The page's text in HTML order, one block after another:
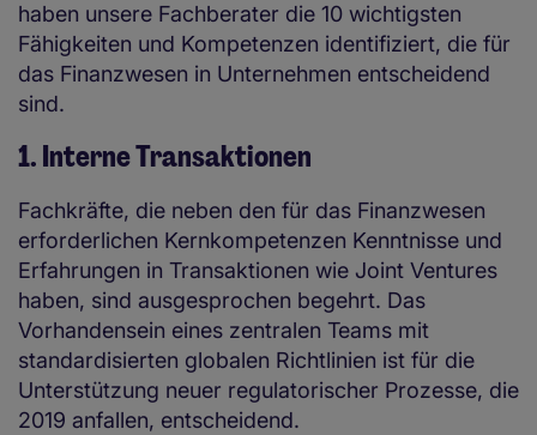
haben unsere Fachberater die 10 wichtigsten
Fähigkeiten und Kompetenzen identifiziert, die für
das Finanzwesen in Unternehmen entscheidend
sind.
1. Interne Transaktionen
Fachkräfte, die neben den für das Finanzwesen
erforderlichen Kernkompetenzen Kenntnisse und
Erfahrungen in Transaktionen wie Joint Ventures
haben, sind ausgesprochen begehrt. Das
Vorhandensein eines zentralen Teams mit
standardisierten globalen Richtlinien ist für die
Unterstützung neuer regulatorischer Prozesse, die
2019 anfallen, entscheidend.